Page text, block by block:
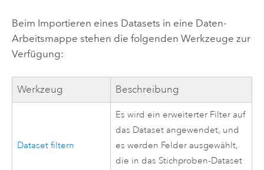
Beim Importieren eines Datasets in eine Daten-
Arbeitsmappe stehen die folgenden Werkzeuge zur
Verfügung:
Werkzeug Beschreibung
Dataset filtern
Es wird ein erweiterter Filter auf
das Dataset angewendet, und
es werden Felder ausgewählt,
die in das Stichproben-Dataset